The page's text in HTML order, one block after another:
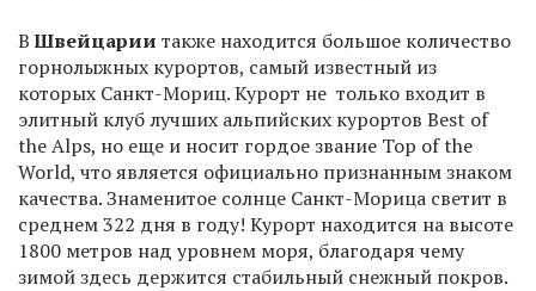
В Швейцарии также находится большое количество
горнолыжных курортов, самый известный из
которых Санкт-Мориц. Курорт не только входит в
элитный клуб лучших альпийских курортов Best of
the Alps, но еще и носит гордое звание Top of the
World, что является официально признанным знаком
качества. Знаменитое солнце Санкт-Морица светит в
среднем 322 дня в году! Курорт находится на высоте
1800 метров над уровнем моря, благодаря чему
зимой здесь держится стабильный снежный покров.